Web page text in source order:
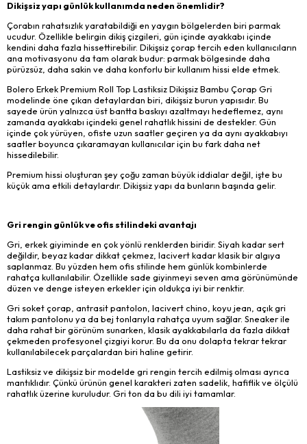
Dikişsiz yapı günlük kullanımda neden önemlidir?
Çorabın rahatsızlık yaratabildiği en yaygın bölgelerden biri parmak
ucudur. Özellikle belirgin dikiş çizgileri, gün içinde ayakkabı içinde
kendini daha fazla hissettirebilir. Dikişsiz çorap tercih eden kullanıcıların
ana motivasyonu da tam olarak budur: parmak bölgesinde daha
pürüzsüz, daha sakin ve daha konforlu bir kullanım hissi elde etmek.
Bolero Erkek Premium Roll Top Lastiksiz Dikişsiz Bambu Çorap Gri
modelinde öne çıkan detaylardan biri, dikişsiz burun yapısıdır. Bu
sayede ürün yalnızca üst bantta baskıyı azaltmayı hedeflemez, aynı
zamanda ayakkabı içindeki genel rahatlık hissini de destekler. Gün
içinde çok yürüyen, ofiste uzun saatler geçiren ya da aynı ayakkabıyı
saatler boyunca çıkaramayan kullanıcılar için bu fark daha net
hissedilebilir.
Premium hissi oluşturan şey çoğu zaman büyük iddialar değil, işte bu
küçük ama etkili detaylardır. Dikişsiz yapı da bunların başında gelir.
Gri rengin günlük ve ofis stilindeki avantajı
Gri, erkek giyiminde en çok yönlü renklerden biridir. Siyah kadar sert
değildir, beyaz kadar dikkat çekmez, lacivert kadar klasik bir algıya
saplanmaz. Bu yüzden hem ofis stilinde hem günlük kombinlerde
rahatça kullanılabilir. Özellikle sade giyinmeyi seven ama görünümünde
düzen ve denge isteyen erkekler için oldukça iyi bir renktir.
Gri soket çorap, antrasit pantolon, lacivert chino, koyu jean, açık gri
takım pantolonu ya da bej tonlarıyla rahatça uyum sağlar. Sneaker ile
daha rahat bir görünüm sunarken, klasik ayakkabılarla da fazla dikkat
çekmeden profesyonel çizgiyi korur. Bu da onu dolapta tekrar tekrar
kullanılabilecek parçalardan biri haline getirir.
Lastiksiz ve dikişsiz bir modelde gri rengin tercih edilmiş olması ayrıca
mantıklıdır. Çünkü ürünün genel karakteri zaten sadelik, hafiflik ve ölçülü
rahatlık üzerine kuruludur. Gri ton da bu dili iyi tamamlar.